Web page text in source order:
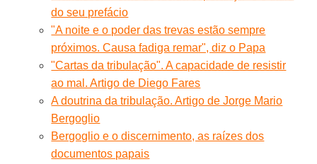
do seu prefácio
"A noite e o poder das trevas estão sempre
próximos. Causa fadiga remar", diz o Papa
"Cartas da tribulação". A capacidade de resistir
ao mal. Artigo de Diego Fares
A doutrina da tribulação. Artigo de Jorge Mario
Bergoglio
Bergoglio e o discernimento, as raízes dos
documentos papais